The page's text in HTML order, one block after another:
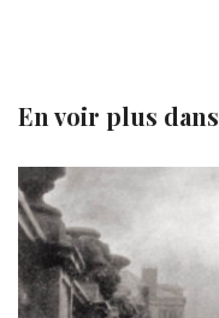
En voir plus dans